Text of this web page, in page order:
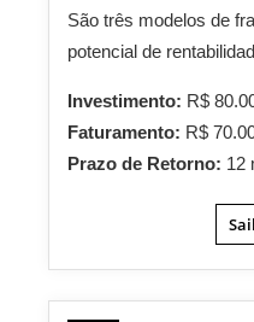
São três modelos de
potencial de
Investimento: R$
Faturamento: R$
Prazo de Retorno: 12